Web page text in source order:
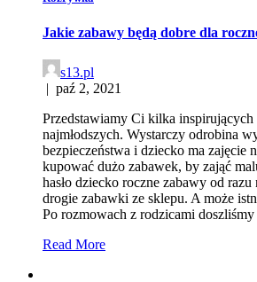
Jakie zabawy będą dobre dla
s13.pl
paź 2, 2021
Przedstawiamy Ci kilka inspirujących
najmłodszych. Wystarczy odrobina
bezpieczeństwa i dziecko ma zajęcie
kupować dużo zabawek, by zająć
hasło dziecko roczne zabawy od
drogie zabawki ze sklepu. A może
Po rozmowach z rodzicami
Read More